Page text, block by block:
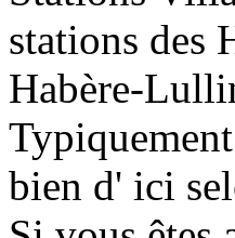
stations des
Habère-
bien d' ici